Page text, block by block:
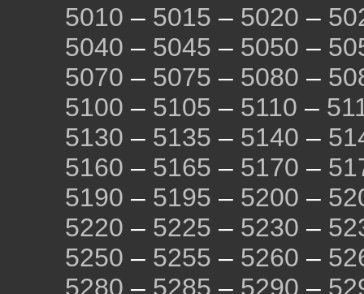
5010 – 5015 – 5020 –
5040 – 5045 – 5050 –
5070 – 5075 – 5080 –
5100 – 5105 – 5110 –
5130 – 5135 – 5140 –
5160 – 5165 – 5170 –
5190 – 5195 – 5200 –
5220 – 5225 – 5230 –
5250 – 5255 – 5260 –
5280 – 5285 – 5290 –